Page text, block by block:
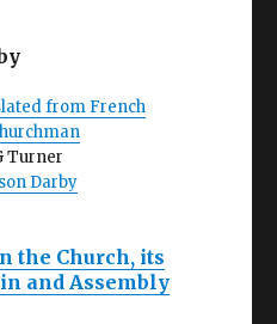
from French
Turner
Darby
the Church, its
and Assembly